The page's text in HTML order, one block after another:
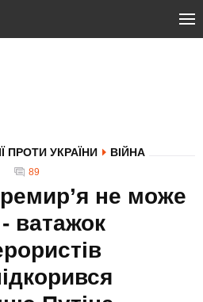
ПРОТИ УКРАЇНИ ВІЙНА
89
не може
ватажок